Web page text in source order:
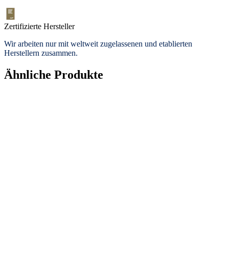
Zertifizierte Hersteller
Wir arbeiten nur mit weltweit zugelassenen und etablierten
Herstellern zusammen.
Ähnliche Produkte